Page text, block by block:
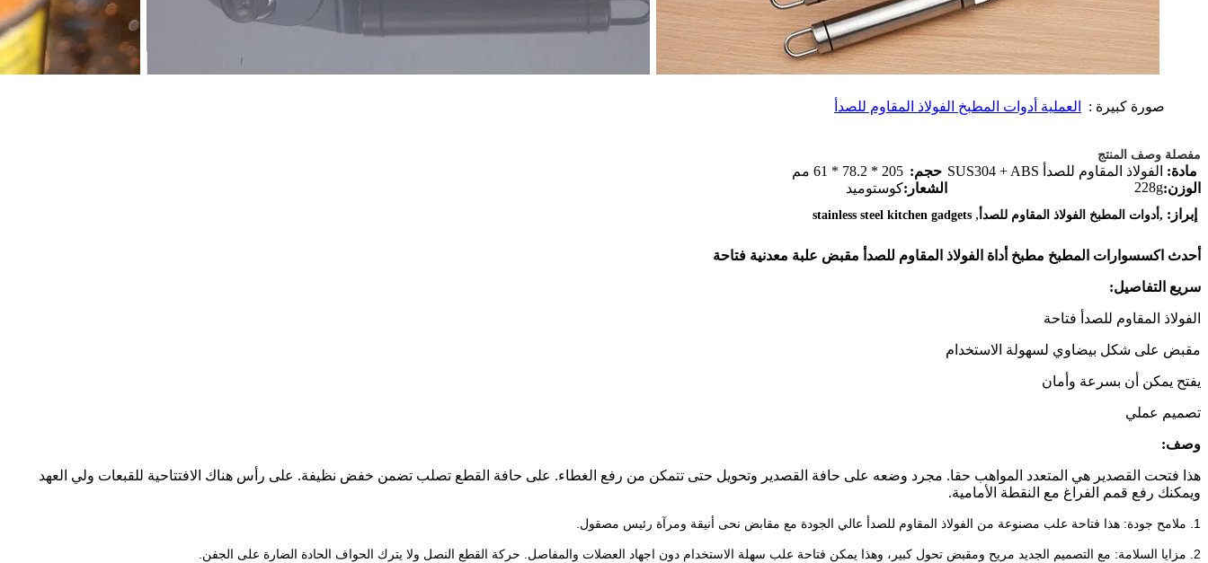
صورة كبيرة : العملية أدوات المطبخ الفولاذ المقاوم للصدأ
مفصلة وصف المنتج
مادة: الفولاذ المقاوم للصدأ SUS304 + ABS حجم: 205 * 78.2 * 61 مم
الوزن:228g الشعار:كوستوميد
إبراز: ,أدوات المطبخ الفولاذ المقاوم للصدأ ,
stainless steel kitchen gadgets
أحدث اكسسوارات المطبخ مطبخ أداة الفولاذ المقاوم للصدأ مقبض علبة معدنية فتاحة
سريع التفاصيل:
الفولاذ المقاوم للصدأ فتاحة
مقبض على شكل بيضاوي لسهولة الاستخدام
يفتح يمكن أن بسرعة وأمان
تصميم عملي
وصف:
هذا فتحت القصدير هي المتعدد المواهب حقا. مجرد وضعه على حافة القصدير وتحويل حتى تتمكن من رفع الغطاء. على حافة القطع تصلب تضمن خفض نظيفة. على رأس هناك الافتتاحية للقبعات ولي العهد
ويمكنك رفع قمم الفراغ مع النقطة الأمامية.
1. ملامح جودة: هذا فتاحة علب مصنوعة من الفولاذ المقاوم للصدأ عالي الجودة مع مقابض نحى أنيقة ومرآة رئيس مصقول.
2. مزايا السلامة: مع التصميم الجديد مريح ومقبض تحول كبير، وهذا يمكن فتاحة علب سهلة الاستخدام دون اجهاد العضلات والمفاصل. حركة القطع النصل ولا يترك الحواف الحادة الضارة على الجفن.